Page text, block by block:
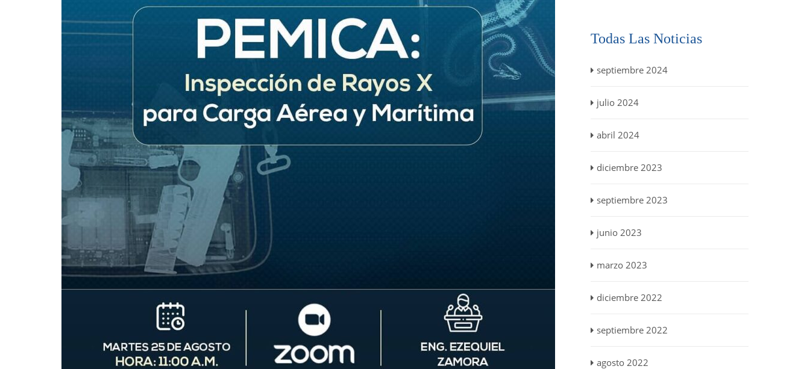
Todas Las Noticias
septiembre 2024
julio 2024
abril 2024
diciembre 2023
septiembre 2023
junio 2023
marzo 2023
diciembre 2022
septiembre 2022
agosto 2022